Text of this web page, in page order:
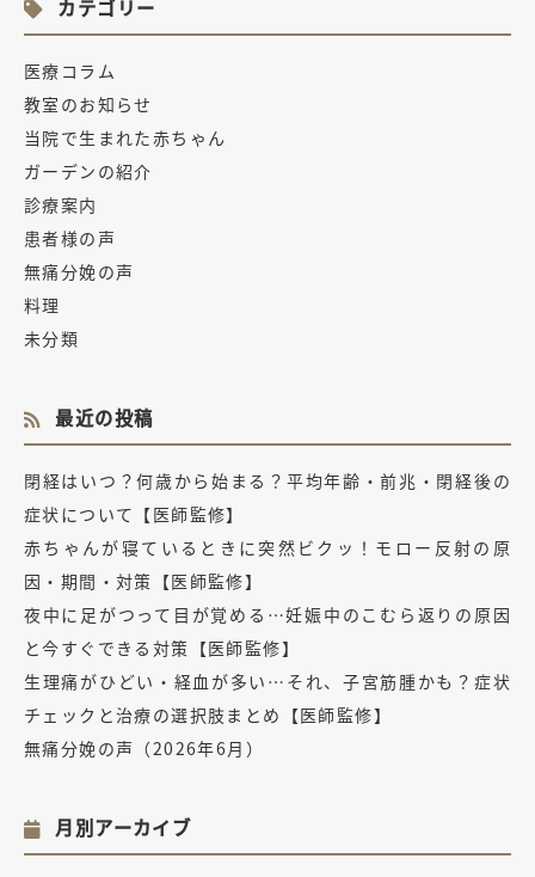
カテゴリー
医療コラム
教室のお知らせ
当院で生まれた赤ちゃん
ガーデンの紹介
診療案内
患者様の声
無痛分娩の声
料理
未分類
最近の投稿
閉経はいつ？何歳から始まる？平均年齢・前兆・閉経後の
症状について【医師監修】
赤ちゃんが寝ているときに突然ビクッ！モロー反射の原
因・期間・対策【医師監修】
夜中に足がつって目が覚める…妊娠中のこむら返りの原因
と今すぐできる対策【医師監修】
生理痛がひどい・経血が多い…それ、子宮筋腫かも？症状
チェックと治療の選択肢まとめ【医師監修】
無痛分娩の声（2026年6月）
月別アーカイブ